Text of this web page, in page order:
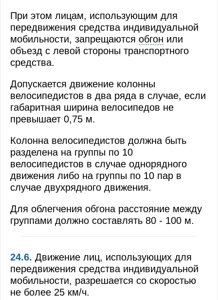
При этом лицам, использующим для
передвижения средства индивидуальной
мобильности, запрещаются обгон или
объезд с левой стороны транспортного
средства.
Допускается движение колонны
велосипедистов в два ряда в случае, если
габаритная ширина велосипедов не
превышает 0,75 м.
Колонна велосипедистов должна быть
разделена на группы по 10
велосипедистов в случае однорядного
движения либо на группы по 10 пар в
случае двухрядного движения.
Для облегчения обгона расстояние между
группами должно составлять 80 - 100 м.
24.6. Движение лиц, использующих для
передвижения средства индивидуальной
мобильности, разрешается со скоростью
не более 25 км/ч.